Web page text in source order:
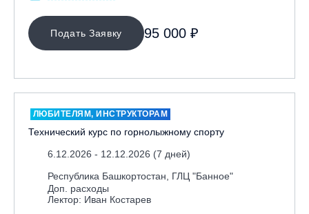
Подать Заявку 95 000 ₽
ЛЮБИТЕЛЯМ, ИНСТРУКТОРАМ
Технический курс по горнолыжному спорту
6.12.2026 - 12.12.2026 (7 дней)
Республика Башкортостан, ГЛЦ "Банное"
Доп. расходы
Лектор: Иван Костарев